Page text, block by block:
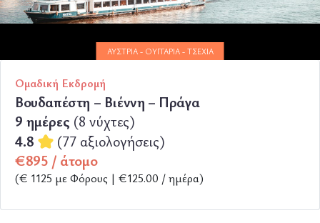
ΑΥΣΤΡΊΑ - ΟΥΓΓΑΡΊΑ - ΤΣΕΧΊΑ
Ομαδική Εκδρομή
Βουδαπέστη – Βιέννη – Πράγα
9 ημέρες (8 νύχτες)
4.8
(77 αξιολογήσεις)
€895 / άτομο
(€ 1125 με Φόρους | €125.00 / ημέρα)